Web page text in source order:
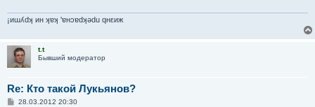
¡иɯʎdʞ ин ʞɐʞ 'ɐнɔɐdʞǝdu qнεиж
t.t
Бывший модератор
Re: Кто такой Лукьянов?
С28.03.2012 20:30